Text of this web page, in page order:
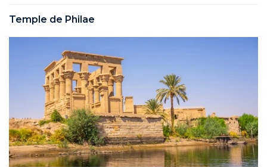
Temple de Philae